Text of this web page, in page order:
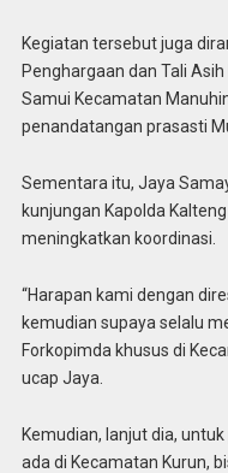
Kegiatan tersebut juga
Penghargaan dan Tali
Samui Kecamatan
penandatangan prasasti
Sementara itu, Jaya
kunjungan Kapolda
meningkatkan koordinasi.
“Harapan kami dengan
kemudian supaya selalu
Forkopimda khusus di
ucap Jaya.
Kemudian, lanjut dia,
ada di Kecamatan Kurun,